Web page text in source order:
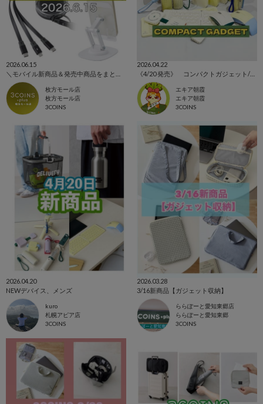
2026.06.15
枚方モール店
枚方モール店
3COINS
2026.04.22
《4/20 発売》 コンパクトガジェット/スマホアクセ 💻📱🌼
エキア朝霞
エキア朝霞
3COINS
2026.04.20
NEWデバイス、メンズ
kuro
札幌アピア店
3COINS
2026.03.28
3/16新商品【ガジェット収納】
ららぽーと愛知東郷店
ららぽーと愛知東郷
3COINS